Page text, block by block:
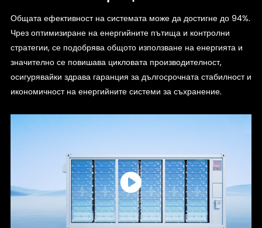
Общата ефективност на системата може да достигне до 94%.
Чрез оптимизиране на енергийните пътища и контролни
стратегии, се подобрява общото използване на енергията и
значително се повишава цикловата производителност,
осигурявайки здрава гаранция за дългосрочната стабилност и
икономичност на енергийните системи за съхранение.